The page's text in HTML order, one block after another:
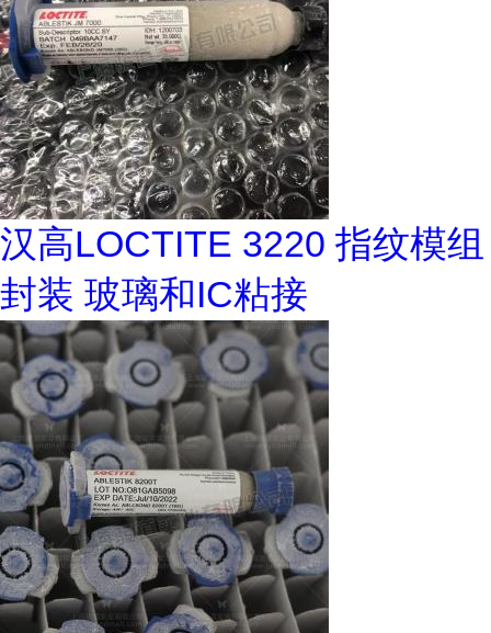
汉高LOCTITE 3220 指纹模组
封装 玻璃和IC粘接